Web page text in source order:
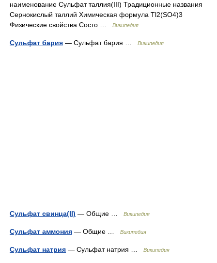
наименование Сульфат таллия(III) Традиционные названия
Сернокислый таллий Химическая формула Tl2(SO4)3
Физические свойства Состо …
Википедия
Сульфат бария — Сульфат бария … Википедия
Сульфат свинца(II) — Общие … Википедия
Сульфат аммония — Общие … Википедия
Сульфат натрия — Сульфат натрия … Википедия